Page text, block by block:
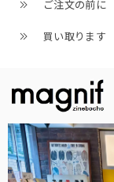
ご注文の前に
買い取ります